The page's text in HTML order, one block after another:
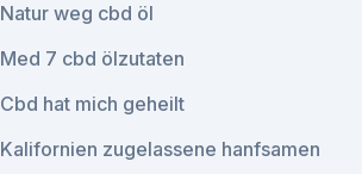
Natur weg cbd öl
Med 7 cbd ölzutaten
Cbd hat mich geheilt
Kalifornien zugelassene hanfsamen